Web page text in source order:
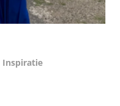
Inspiratie